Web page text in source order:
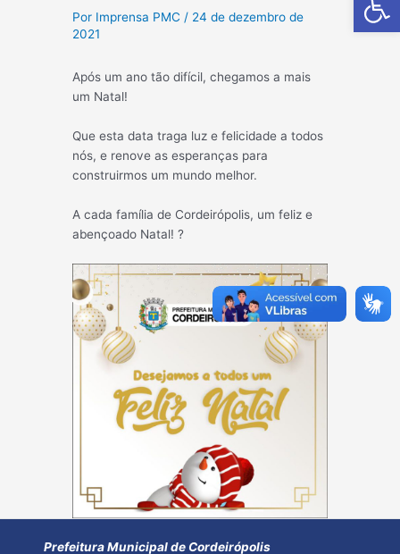
Por Imprensa PMC / 24 de dezembro de
2021
Após um ano tão difícil, chegamos a mais
um Natal!
Que esta data traga luz e felicidade a todos
nós, e renove as esperanças para
construirmos um mundo melhor.
A cada família de Cordeirópolis, um feliz e
abençoado Natal! ?
Post
← Post
anterior
Post
seguinte
Prefeitura Municipal de Cordeirópolis